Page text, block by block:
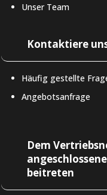
Unser Team
Kontaktiere
Häufig gestellte
Angebotsanfrage
Dem
beitreten
IT
LAT-AM